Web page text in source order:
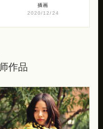
插画
2020/12/24
作品